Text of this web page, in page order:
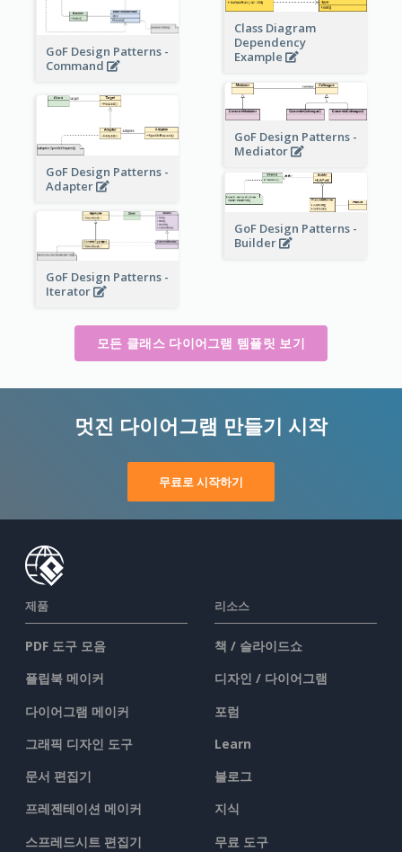
GoF Design Patterns -
Command
Class Diagram
Dependency
Example
GoF Design Patterns -
Mediator
GoF Design Patterns -
Adapter
GoF Design Patterns -
Builder
GoF Design Patterns -
Iterator
모든 클래스 다이어그램 템플릿 보기
멋진 다이어그램 만들기 시작
무료로 시작하기
제품
PDF 도구 모음
플립북 메이커
다이어그램 메이커
그래픽 디자인 도구
문서 편집기
프레젠테이션 메이커
스프레드시트 편집기
리소스
책 / 슬라이드쇼
디자인 / 다이어그램
포럼
Learn
블로그
지식
무료 도구